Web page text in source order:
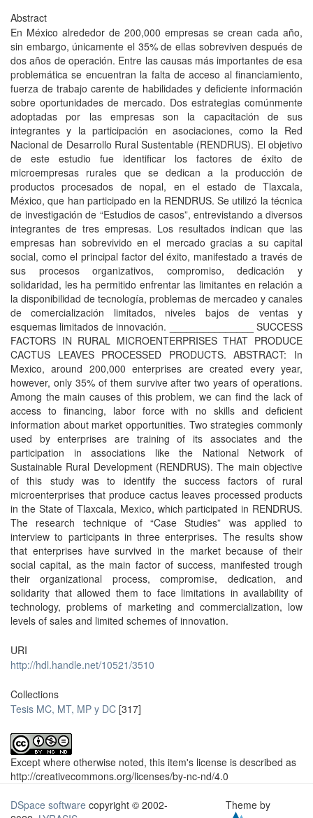
Abstract
En México alrededor de 200,000 empresas se crean cada año,
sin embargo, únicamente el 35% de ellas sobreviven después de
dos años de operación. Entre las causas más importantes de esa
problemática se encuentran la falta de acceso al financiamiento,
fuerza de trabajo carente de habilidades y deficiente información
sobre oportunidades de mercado. Dos estrategias comúnmente
adoptadas por las empresas son la capacitación de sus
integrantes y la participación en asociaciones, como la Red
Nacional de Desarrollo Rural Sustentable (RENDRUS). El objetivo
de este estudio fue identificar los factores de éxito de
microempresas rurales que se dedican a la producción de
productos procesados de nopal, en el estado de Tlaxcala,
México, que han participado en la RENDRUS. Se utilizó la técnica
de investigación de “Estudios de casos”, entrevistando a diversos
integrantes de tres empresas. Los resultados indican que las
empresas han sobrevivido en el mercado gracias a su capital
social, como el principal factor del éxito, manifestado a través de
sus procesos organizativos, compromiso, dedicación y
solidaridad, les ha permitido enfrentar las limitantes en relación a
la disponibilidad de tecnología, problemas de mercadeo y canales
de comercialización limitados, niveles bajos de ventas y
esquemas limitados de innovación. _______________ SUCCESS
FACTORS IN RURAL MICROENTERPRISES THAT PRODUCE
CACTUS LEAVES PROCESSED PRODUCTS. ABSTRACT: In
Mexico, around 200,000 enterprises are created every year,
however, only 35% of them survive after two years of operations.
Among the main causes of this problem, we can find the lack of
access to financing, labor force with no skills and deficient
information about market opportunities. Two strategies commonly
used by enterprises are training of its associates and the
participation in associations like the National Network of
Sustainable Rural Development (RENDRUS). The main objective
of this study was to identify the success factors of rural
microenterprises that produce cactus leaves processed products
in the State of Tlaxcala, Mexico, which participated in RENDRUS.
The research technique of “Case Studies” was applied to
interview to participants in three enterprises. The results show
that enterprises have survived in the market because of their
social capital, as the main factor of success, manifested trough
their organizational process, compromise, dedication, and
solidarity that allowed them to face limitations in availability of
technology, problems of marketing and commercialization, low
levels of sales and limited schemes of innovation.
URI
http://hdl.handle.net/10521/3510
Collections
Tesis MC, MT, MP y DC [317]
Except where otherwise noted, this item's license is described as
http://creativecommons.org/licenses/by-nc-nd/4.0
DSpace software copyright © 2002-
Theme by